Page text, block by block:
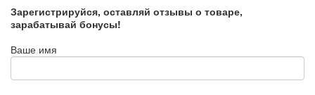
Зарегистрируйся, оставляй отзывы о товаре,
зарабатывай бонусы!
Ваше имя